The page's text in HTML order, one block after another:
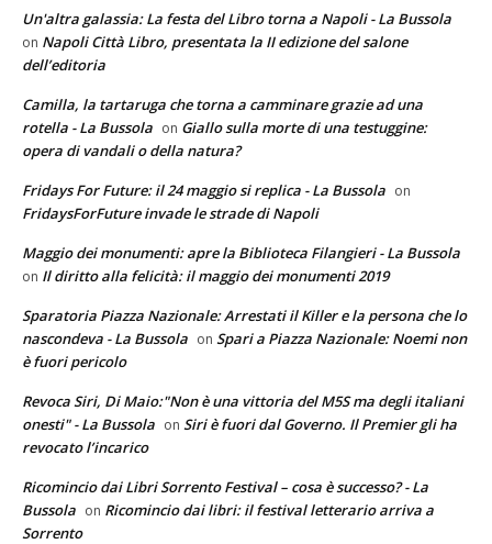
Un'altra galassia: La festa del Libro torna a Napoli - La Bussola
on Napoli Città Libro, presentata la II edizione del salone
dell’editoria
Camilla, la tartaruga che torna a camminare grazie ad una
rotella - La Bussola on Giallo sulla morte di una testuggine:
opera di vandali o della natura?
Fridays For Future: il 24 maggio si replica - La Bussola on
FridaysForFuture invade le strade di Napoli
Maggio dei monumenti: apre la Biblioteca Filangieri - La Bussola
on Il diritto alla felicità: il maggio dei monumenti 2019
Sparatoria Piazza Nazionale: Arrestati il Killer e la persona che lo
nascondeva - La Bussola on Spari a Piazza Nazionale: Noemi non
è fuori pericolo
Revoca Siri, Di Maio:"Non è una vittoria del M5S ma degli italiani
onesti" - La Bussola on Siri è fuori dal Governo. Il Premier gli ha
revocato l’incarico
Ricomincio dai Libri Sorrento Festival – cosa è successo? - La
Bussola on Ricomincio dai libri: il festival letterario arriva a
Sorrento